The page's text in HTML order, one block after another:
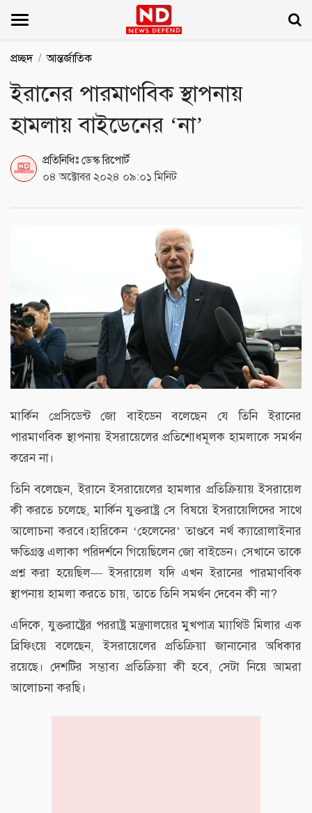
ND
প্রচ্ছদ আন্তর্জাতিক
ইরানের পারমাণবিক স্থাপনায়
হামলায় বাইডেনের ‘না’
প্রতিনিধিঃ ডেস্ক রিপোর্ট
০৪ অক্টোবর ২০২৪ ০৯:০১ মিনিট
মার্কিন প্রেসিডেন্ট জো বাইডেন বলেছেন যে তিনি ইরানের
পারমাণবিক স্থাপনায় ইসরায়েলের প্রতিশোধমূলক হামলাকে সমর্থন
করেন না।
তিনি বলেছেন, ইরানে ইসরায়েলের হামলার প্রতিক্রিয়ায় ইসরায়েল
কী করতে চলেছে, মার্কিন যুক্তরাষ্ট্র সে বিষয়ে ইসরায়েলিদের সাথে
আলোচনা করবে।হারিকেন ‘হেলেনের’ তাণ্ডবে নর্থ ক্যারোলাইনার
ক্ষতিগ্রস্ত এলাকা পরিদর্শনে গিয়েছিলেন জো বাইডেন। সেখানে তাকে
প্রশ্ন করা হয়েছিল— ইসরায়েল যদি এখন ইরানের পারমাণবিক
স্থাপনায় হামলা করতে চায়, তাতে তিনি সমর্থন দেবেন কী না?
এদিকে, যুক্তরাষ্ট্রের পররাষ্ট্র মন্ত্রণালয়ের মুখপাত্র ম্যাথিউ মিলার এক
ব্রিফিংয়ে বলেছেন, ইসরায়েলের প্রতিক্রিয়া জানানোর অধিকার
রয়েছে। দেশটির সম্ভাব্য প্রতিক্রিয়া কী হবে, সেটা নিয়ে আমরা
আলোচনা করছি।